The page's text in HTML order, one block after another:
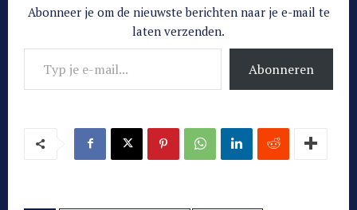
Abonneer je om de nieuwste berichten naar je e-mail te
laten verzenden.
Typ je e-mail...
Abonneren